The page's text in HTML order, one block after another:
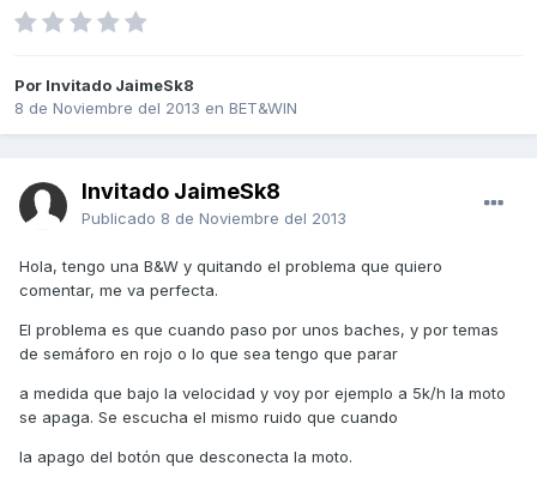
Por Invitado JaimeSk8
8 de Noviembre del 2013 en BET&WIN
Invitado JaimeSk8
Publicado 8 de Noviembre del 2013
Hola, tengo una B&W y quitando el problema que quiero
comentar, me va perfecta.
El problema es que cuando paso por unos baches, y por temas
de semáforo en rojo o lo que sea tengo que parar
a medida que bajo la velocidad y voy por ejemplo a 5k/h la moto
se apaga. Se escucha el mismo ruido que cuando
la apago del botón que desconecta la moto.